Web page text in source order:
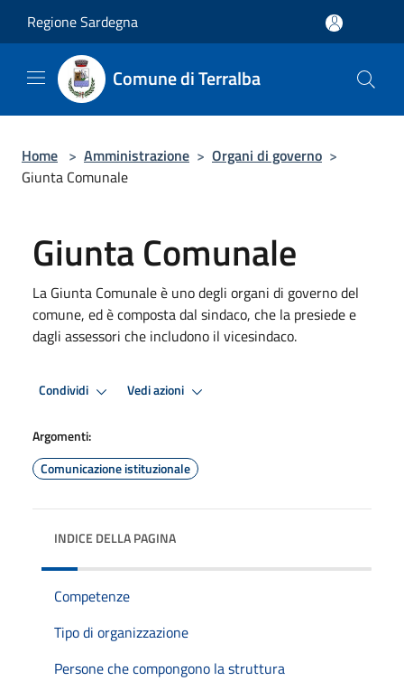
Regione Sardegna
Comune di Terralba
Home > Amministrazione > Organi di governo >
Giunta Comunale
Giunta Comunale
La Giunta Comunale è uno degli organi di governo del
comune, ed è composta dal sindaco, che la presiede e
dagli assessori che includono il vicesindaco.
Condividi Vedi azioni
Argomenti:
Comunicazione istituzionale
INDICE DELLA PAGINA
Competenze
Tipo di organizzazione
Persone che compongono la struttura